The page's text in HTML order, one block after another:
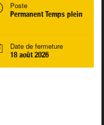
Poste
Permanent Temps plein
Date de fermeture
18 août 2026